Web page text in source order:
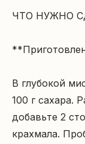
ЧТО НУЖНО
В глубокой
100 г сахара.
добавьте 2
крахмала.